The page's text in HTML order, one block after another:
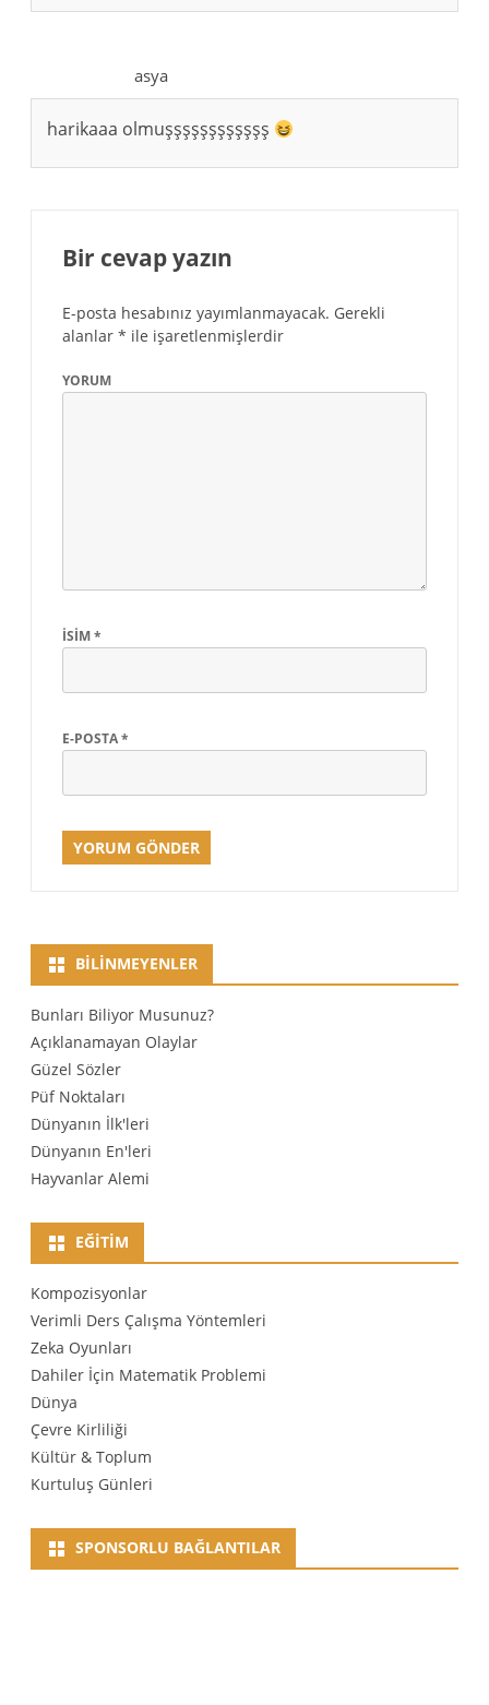
asya
harikaaa olmuşşşşşşşşşşşş
Bir cevap yazın
E-posta hesabınız yayımlanmayacak. Gerekli
alanlar * ile işaretlenmişlerdir
YORUM
İSIM*
E-POSTA*
BILINMEYENLER
Bunları Biliyor Musunuz?
Açıklanamayan Olaylar
Güzel Sözler
Püf Noktaları
Dünyanın İlk'leri
Dünyanın En'leri
Hayvanlar Alemi
EĞITIM
Kompozisyonlar
Verimli Ders Çalışma Yöntemleri
Zeka Oyunları
Dahiler İçin Matematik Problemi
Dünya
Çevre Kirliliği
Kültür & Toplum
Kurtuluş Günleri
SPONSORLU BAĞLANTILAR